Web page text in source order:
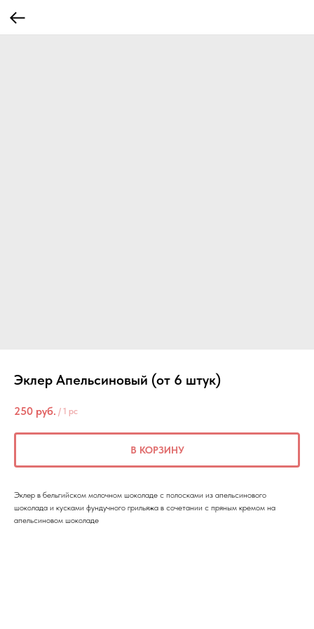
Эклер Апельсиновый (от 6 штук)
250 руб. / 1 pc
В КОРЗИНУ
Эклер в бельгийском молочном шоколаде с полосками из апельсинового
шоколада и кусками фундучного грильяжа в сочетании с пряным кремом на
апельсиновом шоколаде